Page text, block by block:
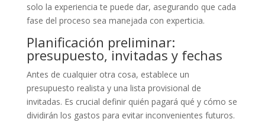
solo la experiencia te puede dar, asegurando que cada
fase del proceso sea manejada con experticia.
Planificación preliminar:
presupuesto, invitadas y fechas
Antes de cualquier otra cosa, establece un
presupuesto realista y una lista provisional de
invitadas. Es crucial definir quién pagará qué y cómo se
dividirán los gastos para evitar inconvenientes futuros.